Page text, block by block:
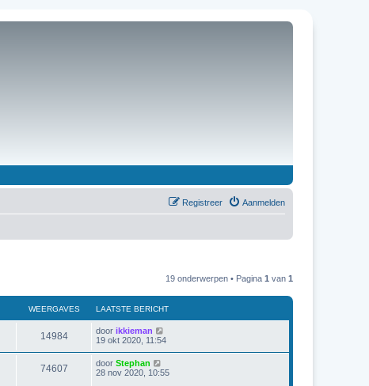
Aanmelden
Registreer
19 onderwerpen • Pagina 1 van 1
WEERGAVES LAATSTE BERICHT
14984 door ikkieman
19 okt 2020, 11:54
74607 door Stephan
28 nov 2020, 10:55